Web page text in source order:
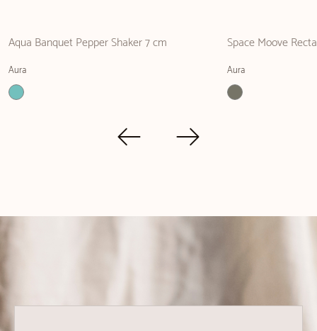
Aqua Banquet Pepper Shaker 7 cm
Aura
Space Moove
Aura